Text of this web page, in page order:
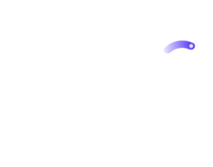
Тема месяца: Автоматизация на 1С